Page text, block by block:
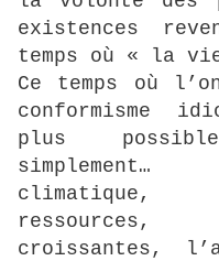
existences
temps où « la
Ce temps où
conformisme
plus
climatique,
croissantes,